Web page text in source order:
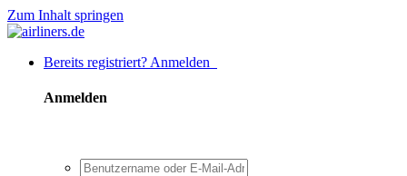
Zum Inhalt springen
Bereits registriert? Anmelden
Anmelden